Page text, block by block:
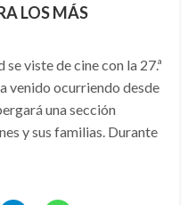
LOS MÁS
viste de cine con la 27.ª
venido ocurriendo desde
una sección
y sus familias. Durante